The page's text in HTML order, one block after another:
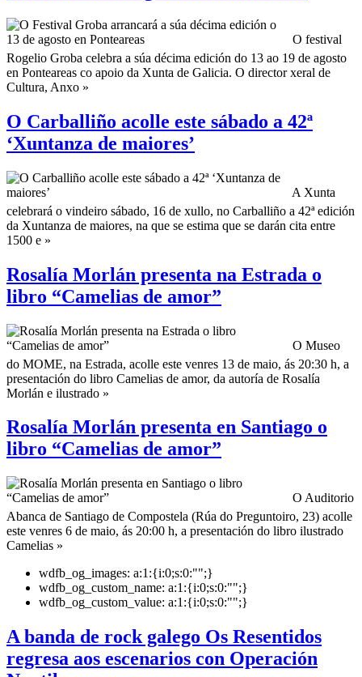
O festival
Rogelio Groba celebra a súa décima edición do 13 ao 19 de agosto
en Ponteareas co apoio da Xunta de Galicia. O director xeral de
Cultura, Anxo »
O Carballiño acolle este sábado a 42ª
‘Xuntanza de maiores’
A Xunta
celebrará o vindeiro sábado, 16 de xullo, no Carballiño a 42ª edición
da Xuntanza de maiores, na que se estima que se darán cita entre
1500 e »
Rosalía Morlán presenta na Estrada o
libro “Camelias de amor”
O Museo
do MOME, na Estrada, acolle este venres 13 de maio, ás 20:30 h, a
presentación do libro Camelias de amor, da autoría de Rosalía
Morlán e ilustrado »
Rosalía Morlán presenta en Santiago o
libro “Camelias de amor”
O Auditorio
Abanca de Santiago de Compostela (Rúa do Preguntoiro, 23) acolle
este venres 6 de maio, ás 20:00 h, a presentación do libro ilustrado
Camelias »
wdfb_og_images: a:1:{i:0;s:0:"";}
wdfb_og_custom_name: a:1:{i:0;s:0:"";}
wdfb_og_custom_value: a:1:{i:0;s:0:"";}
A banda de rock galego Os Resentidos
regresa aos escenarios con Operación